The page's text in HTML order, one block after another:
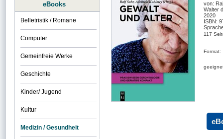
von:
Walter
2020
ISBN:
117
Format:
eBooks
Belletristik / Romane
Computer
Gemeinfreie Werke
Geschichte
Kinder/ Jugend
Kultur
Medizin / Gesundheit